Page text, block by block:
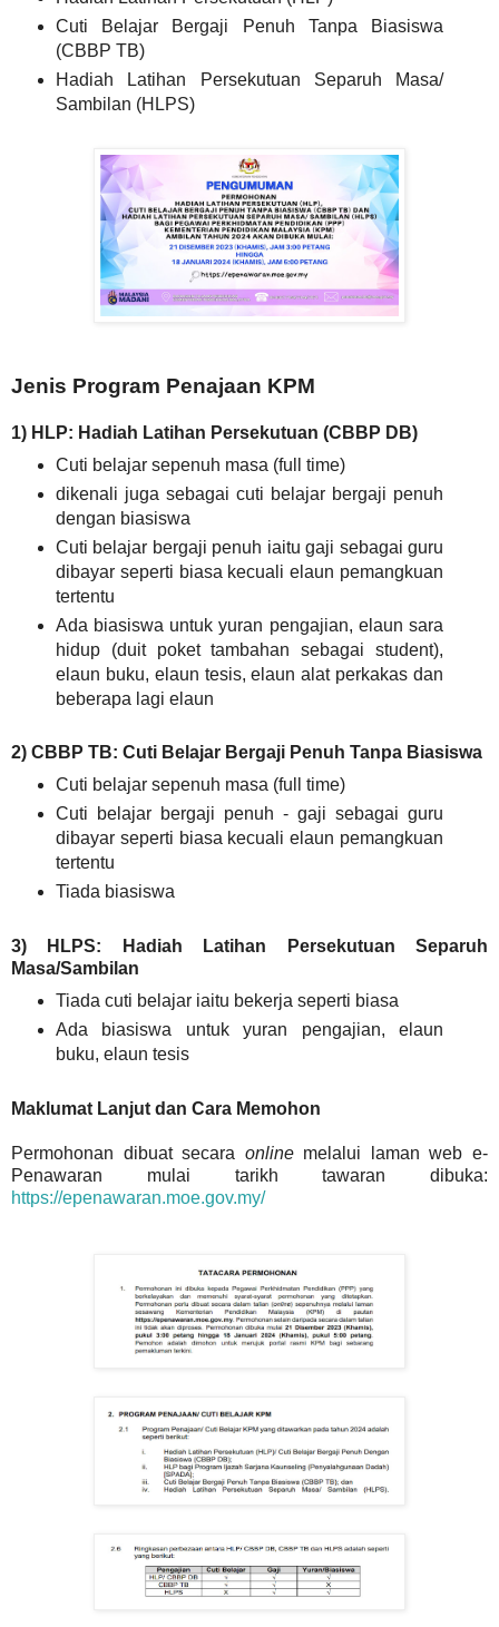
Cuti Belajar Bergaji Penuh Tanpa Biasiswa
(CBBP TB)
Hadiah Latihan Persekutuan Separuh Masa/
Sambilan (HLPS)
Jenis Program Penajaan KPM
1) HLP: Hadiah Latihan Persekutuan (CBBP DB)
Cuti belajar sepenuh masa (full time)
dikenali juga sebagai cuti belajar bergaji penuh
dengan biasiswa
Cuti belajar bergaji penuh iaitu gaji sebagai guru
dibayar seperti biasa kecuali elaun pemangkuan
tertentu
Ada biasiswa untuk yuran pengajian, elaun sara
hidup (duit poket tambahan sebagai student),
elaun buku, elaun tesis, elaun alat perkakas dan
beberapa lagi elaun
2) CBBP TB: Cuti Belajar Bergaji Penuh Tanpa Biasiswa
Cuti belajar sepenuh masa (full time)
Cuti belajar bergaji penuh - gaji sebagai guru
dibayar seperti biasa kecuali elaun pemangkuan
tertentu
Tiada biasiswa
3) HLPS: Hadiah Latihan Persekutuan Separuh
Masa/Sambilan
Tiada cuti belajar iaitu bekerja seperti biasa
Ada biasiswa untuk yuran pengajian, elaun
buku, elaun tesis
Maklumat Lanjut dan Cara Memohon
Permohonan dibuat secara onlinemelalui laman web e-
Penawaran mulai tarikh tawaran dibuka:
https://epenawaran.moe.gov.my/